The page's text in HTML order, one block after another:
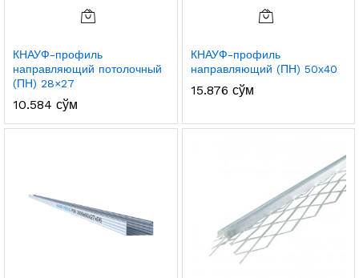
КНАУФ-профиль
направляющий потолочный
(ПН) 28×27
10.584 сўм
КНАУФ-профиль
направляющий (ПН) 50х40
15.876 сўм